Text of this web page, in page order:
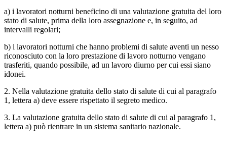
a) i lavoratori notturni beneficino di una valutazione gratuita del loro
stato di salute, prima della loro assegnazione e, in seguito, ad
intervalli regolari;
b) i lavoratori notturni che hanno problemi di salute aventi un nesso
riconosciuto con la loro prestazione di lavoro notturno vengano
trasferiti, quando possibile, ad un lavoro diurno per cui essi siano
idonei.
2. Nella valutazione gratuita dello stato di salute di cui al paragrafo
1, lettera a) deve essere rispettato il segreto medico.
3. La valutazione gratuita dello stato di salute di cui al paragrafo 1,
lettera a) può rientrare in un sistema sanitario nazionale.